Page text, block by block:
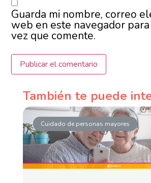
Guarda mi nombre, correo
web en este navegador
vez que comente.
También te puede
Cuidado de personas mayores